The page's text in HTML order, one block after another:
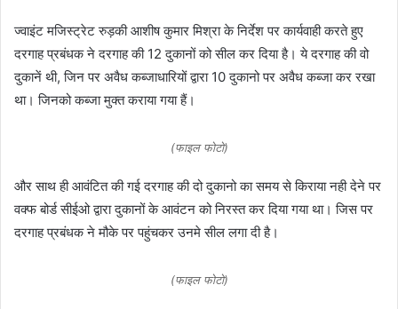
ज्वाइंट मजिस्ट्रेट रुड़की आशीष कुमार मिश्रा के निर्देश पर कार्यवाही करते हुए
दरगाह प्रबंधक ने दरगाह की 12 दुकानों को सील कर दिया है। ये दरगाह की वो
दुकानें थी, जिन पर अवैध कब्जाधारियों द्वारा 10 दुकानो पर अवैध कब्जा कर रखा
था। जिनको कब्जा मुक्त कराया गया हैं।
(फाइल फोटो)
और साथ ही आवंटित की गई दरगाह की दो दुकानो का समय से किराया नही देने पर
वक्फ बोर्ड सीईओ द्वारा दुकानों के आवंटन को निरस्त कर दिया गया था। जिस पर
दरगाह प्रबंधक ने मौके पर पहुंचकर उनमे सील लगा दी है।
(फाइल फोटो)